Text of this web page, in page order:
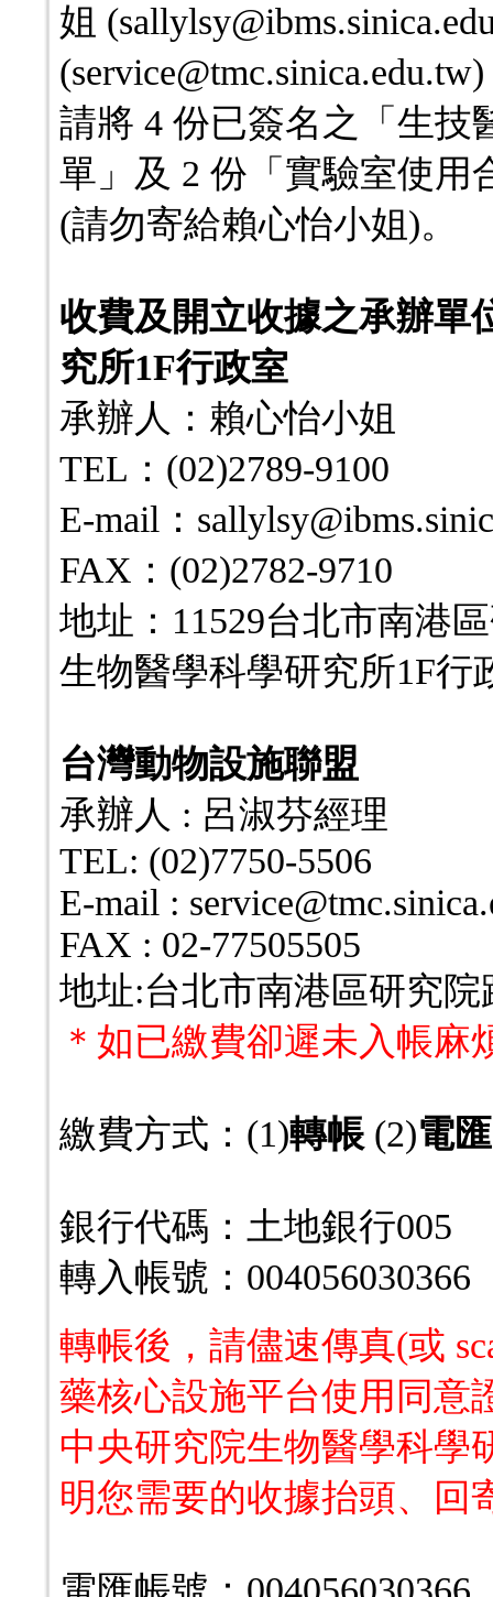
姐
請將 4 份已簽名之「生技
單」及 2 份「實驗室使用
(請勿寄給賴心怡小姐)。
收費及開立收據之承辦單
究所1F行政室
承辦人：賴心怡小姐
TEL：(02)2789-9100
E-mail：
FAX：(02)2782-9710
地址：11529台北市南港
生物醫學科學研究所1F行
台灣動物設施聯盟
承辦人 : 呂淑芬經理
TEL: (02)7750-5506
E-mail :
FAX : 02-77505505
地址:台北市南港區研究院
＊ 如已繳費卻遲未入帳麻
繳費方式：(1)轉帳(2)電匯
銀行代碼：土地銀行005
轉入帳號：004056030366
轉帳後，請儘速傳真(或
藥核心設施平台使用同意
中央研究院生物醫學科學
明您需要的收據抬頭、回